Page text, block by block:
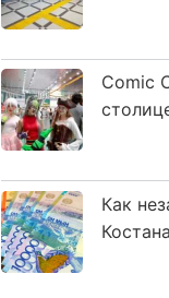
Comic
Как